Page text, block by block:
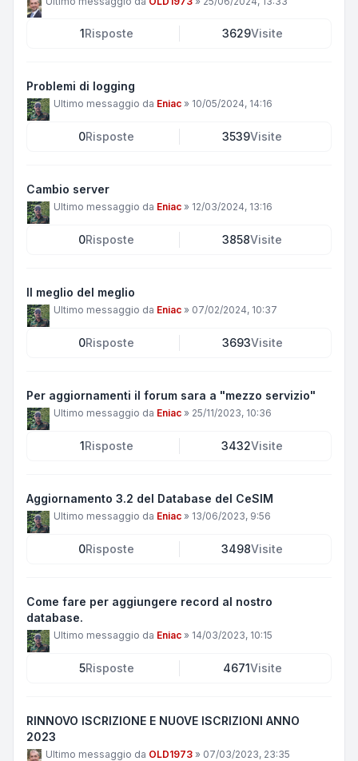
1Risposte 3629Visite
Problemi di logging
Ultimo messaggio da Eniac » 10/05/2024, 14:16
0Risposte 3539Visite
Cambio server
Ultimo messaggio da Eniac » 12/03/2024, 13:16
0Risposte 3858Visite
Il meglio del meglio
Ultimo messaggio da Eniac » 07/02/2024, 10:37
0Risposte 3693Visite
Per aggiornamenti il forum sara a "mezzo servizio"
Ultimo messaggio da Eniac » 25/11/2023, 10:36
1Risposte 3432Visite
Aggiornamento 3.2 del Database del CeSIM
Ultimo messaggio da Eniac » 13/06/2023, 9:56
0Risposte 3498Visite
Come fare per aggiungere record al nostro
database.
Ultimo messaggio da Eniac » 14/03/2023, 10:15
5Risposte 4671Visite
RINNOVO ISCRIZIONE E NUOVE ISCRIZIONI ANNO
2023
Ultimo messaggio da OLD1973 » 07/03/2023, 23:35